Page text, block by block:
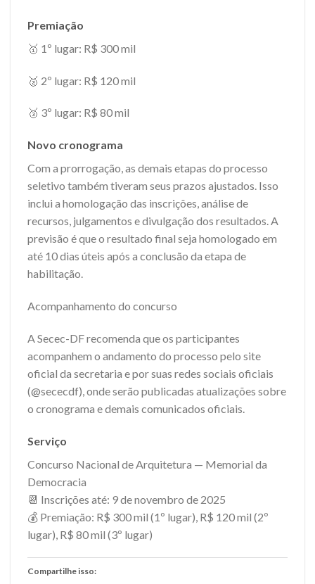
Premiação
🥇 1º lugar: R$ 300 mil
🥈 2º lugar: R$ 120 mil
🥉 3º lugar: R$ 80 mil
Novo cronograma
Com a prorrogação, as demais etapas do processo
seletivo também tiveram seus prazos ajustados. Isso
inclui a homologação das inscrições, análise de
recursos, julgamentos e divulgação dos resultados. A
previsão é que o resultado final seja homologado em
até 10 dias úteis após a conclusão da etapa de
habilitação.
Acompanhamento do concurso
A Secec-DF recomenda que os participantes
acompanhem o andamento do processo pelo site
oficial da secretaria e por suas redes sociais oficiais
(@sececdf), onde serão publicadas atualizações sobre
o cronograma e demais comunicados oficiais.
Serviço
Concurso Nacional de Arquitetura — Memorial da
Democracia
📆 Inscrições até: 9 de novembro de 2025
💰 Premiação: R$ 300 mil (1º lugar), R$ 120 mil (2º
lugar), R$ 80 mil (3º lugar)
Compartilhe isso: